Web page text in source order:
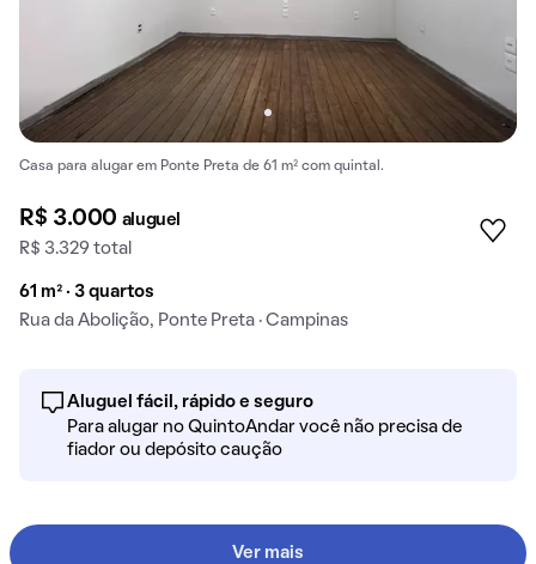
Casa para alugar em Ponte Preta de 61 m² com quintal.
R$ 3.000 aluguel
R$ 3.329 total
61 m² · 3 quartos
Rua da Abolição, Ponte Preta · Campinas
Aluguel fácil, rápido e seguro
Para alugar no QuintoAndar você não precisa de
fiador ou depósito caução
Ver mais